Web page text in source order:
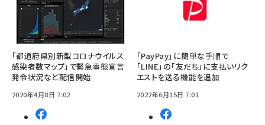
「都道府県別新型コロナウイルス
感染者数マップ」で緊急事態宣言
発令状況など配信開始
2020年4月8日 7:02
「PayPay」に簡単な手順で
「LINE」の「友だち」に支払いリク
エストを送る機能を追加
2022年6月15日 7:01